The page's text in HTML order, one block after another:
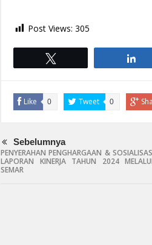
Post Views: 305
Like 0 Tweet 0
Sebelumnya
PENYERAHAN PENGHARGAAN &
LAPORAN KINERJA TAHUN 2024
SEMAR